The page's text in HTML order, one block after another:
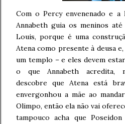
Com o Percy envenenado e a
Annabeth guia os meninos
Louis, porque é uma
Atena como presente à deusa
um templo – e eles devem
o que Annabeth acredita,
descobre que Atena está
envergonhou a mãe ao
Olimpo, então ela não vai
tampouco acha que